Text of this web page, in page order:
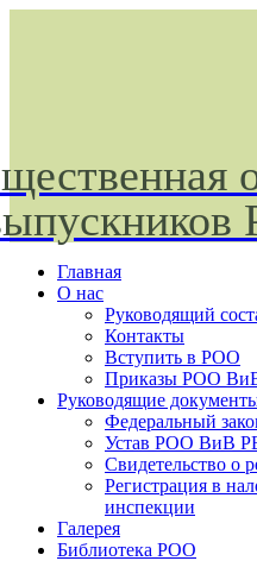
Главная
О нас
Руководящий
Контакты
Вступить в РОО
Приказы РОО
Руководящие
Федеральный
Устав РОО ВиВ
Свидетельство о
Регистрация в
инспекции
Галерея
Библиотека РОО